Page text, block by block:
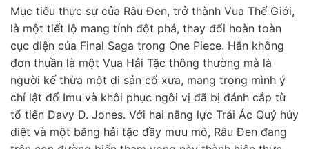
Mục tiêu thực sự của Râu Đen, trở thành Vua Thế Giới,
là một tiết lộ mang tính đột phá, thay đổi hoàn toàn
cục diện của Final Saga trong One Piece. Hắn không
đơn thuần là một Vua Hải Tặc thông thường mà là
người kế thừa một di sản cổ xưa, mang trong mình ý
chí lật đổ Imu và khôi phục ngôi vị đã bị đánh cắp từ
tổ tiên Davy D. Jones. Với hai năng lực Trái Ác Quỷ hủy
diệt và một băng hải tặc đầy mưu mô, Râu Đen đang